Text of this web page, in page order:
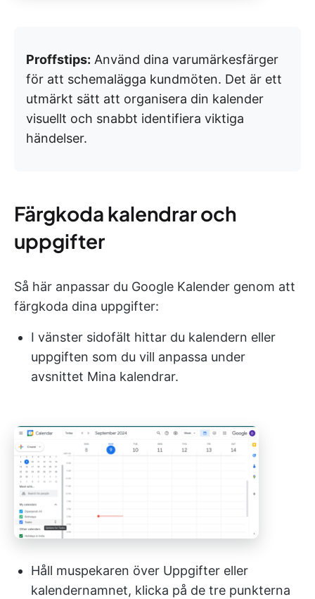
Proffstips: Använd dina varumärkesfärger
för att schemalägga kundmöten. Det är ett
utmärkt sätt att organisera din kalender
visuellt och snabbt identifiera viktiga
händelser.
Färgkoda kalendrar och
uppgifter
Så här anpassar du Google Kalender genom att
färgkoda dina uppgifter:
I vänster sidofält hittar du kalendern eller
uppgiften som du vill anpassa under
avsnittet Mina kalendrar.
Håll muspekaren över Uppgifter eller
kalendernamnet, klicka på de tre punkterna